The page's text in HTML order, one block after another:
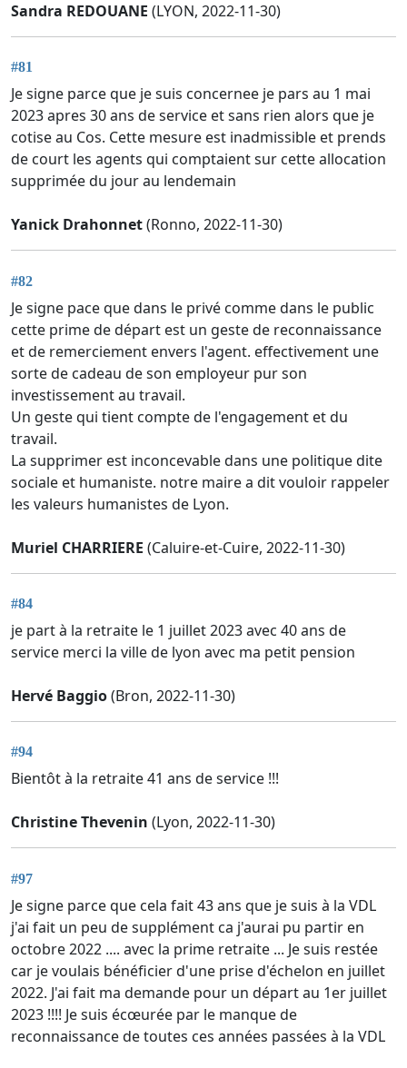
Sandra REDOUANE (LYON, 2022-11-30)
#81
Je signe parce que je suis concernee je pars au 1 mai
2023 apres 30 ans de service et sans rien alors que je
cotise au Cos. Cette mesure est inadmissible et prends
de court les agents qui comptaient sur cette allocation
supprimée du jour au lendemain
Yanick Drahonnet(Ronno, 2022-11-30)
#82
Je signe pace que dans le privé comme dans le public
cette prime de départ est un geste de reconnaissance
et de remerciement envers l'agent. effectivement une
sorte de cadeau de son employeur pur son
investissement au travail.
Un geste qui tient compte de l'engagement et du
travail.
La supprimer est inconcevable dans une politique dite
sociale et humaniste. notre maire a dit vouloir rappeler
les valeurs humanistes de Lyon.
Muriel CHARRIERE (Caluire-et-Cuire, 2022-11-30)
#84
je part à la retraite le 1 juillet 2023 avec 40 ans de
service merci la ville de lyon avec ma petit pension
Hervé Baggio(Bron, 2022-11-30)
#94
Bientôt à la retraite 41 ans de service !!!
Christine Thevenin (Lyon, 2022-11-30)
#97
Je signe parce que cela fait 43 ans que je suis à la VDL
j'ai fait un peu de supplément ca j'aurai pu partir en
octobre 2022 .... avec la prime retraite ... Je suis restée
car je voulais bénéficier d'une prise d'échelon en juillet
2022. J'ai fait ma demande pour un départ au 1er juillet
2023 !!!! Je suis écœurée par le manque de
reconnaissance de toutes ces années passées à la VDL